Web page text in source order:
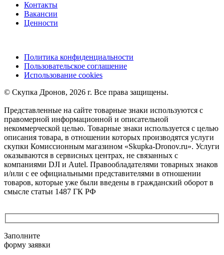
Контакты
Вакансии
Ценности
Политика конфиденциальности
Пользовательское соглашение
Использование cookies
©️ Скупка Дронов, 2026 г. Все права защищены.
Представленные на сайте товарные знаки используются с
правомерной информационной и описательной
некоммерческой целью. Товарные знаки используется с целью
описания товара, в отношении которых производятся услуги
скупки Комиссионным магазином «Skupka-Dronov.ru». Услуги
оказываются в сервисных центрах, не связанных с
компаниями DJI и Autel. Правообладателями товарных знаков
и/или с ее официальными представителями в отношении
товаров, которые уже были введены в гражданский оборот в
смысле статьи 1487 ГК РФ
Заполните
форму заявки